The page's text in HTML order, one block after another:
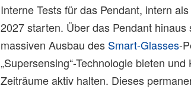
Interne Tests für das Pendant, intern
2027 starten. Über das Pendant
massiven Ausbau des Smart-Glasses-
„Supersensing“-Technologie bieten
Zeiträume aktiv halten. Dieses